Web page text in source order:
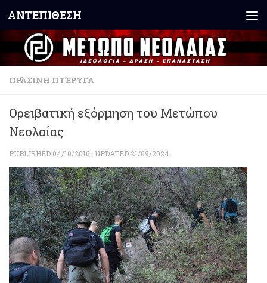
Skip to content
ΑΝΤΕΠΙΘΕΣΗ
ΠΡΆΣΙΝΗ ΠΤΈΡΥΓΑ
Ορειβατική εξόρμηση του Μετώπου
Νεολαίας
PUBLISHED 04/10/2016 · UPDATED 21/09/2024